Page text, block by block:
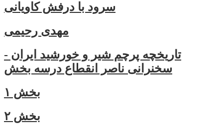
سرود با درفش کاویانی
مهدی رحیمی
تاريخچه پرچم شير و خورشيد ايران -
سخنرانى ناصر انقطاع درسه بخش
بخش ۱
بخش ۲